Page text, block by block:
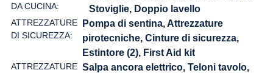
DA CUCINA:
Stoviglie, Doppio lavello
ATTREZZATURE
DI SICUREZZA:
Pompa di sentina, Attrezzature
pirotecniche, Cinture di sicurezza,
Estintore (2), First Aid kit
ATTREZZATURE Salpa ancora elettrico, Teloni tavolo,